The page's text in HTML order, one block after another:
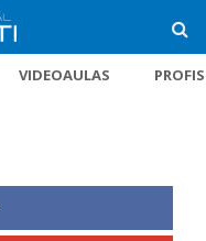
VIDEOAULAS